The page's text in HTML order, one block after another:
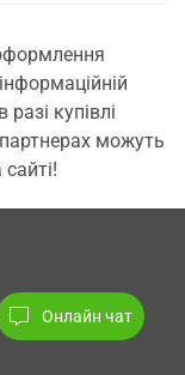
купівлі
можуть
Онлайн чат